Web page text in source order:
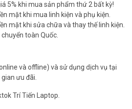
5% khi mua sản phẩm thứ 2 bất kỳ!
mặt khi mua linh kiện và phụ kiện.
mặt khi sửa chữa và thay thế linh kiện.
toàn Quốc.
và offline) và sử dụng dịch vụ tại
ưu đãi.
Trí Tiến Laptop.